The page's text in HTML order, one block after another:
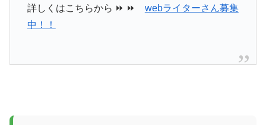
詳しくはこちらから ⏩ ⏩ webライターさん募集
中！！